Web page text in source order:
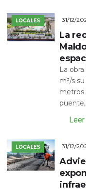
LOCALES 31/12/
La
La
m³/s
metros
LOCALES 31/12/